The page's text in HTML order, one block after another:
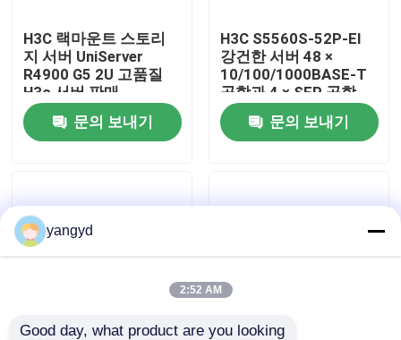
품질 관리
저희와 연락
사건
랙 스토리지 서버
H3C 랙마운트 스토리
지 서버 UniServer
R4900 G5 2U 고품질
H3c 서버 판매
문의 보내기
H3C S5560S-52P-EI
강건한 서버 48 ×
10/100/1000BASE-T
공항과 4 × SFP 공항
문의 보내기
yangyd
2:52 AM
Good day, what product are you looking